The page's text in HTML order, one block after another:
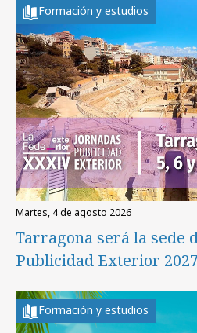
Formación y estudios
martes, 4 de agosto 2026
Tarragona será la sede
Publicidad Exterior 2027
Formación y estudios